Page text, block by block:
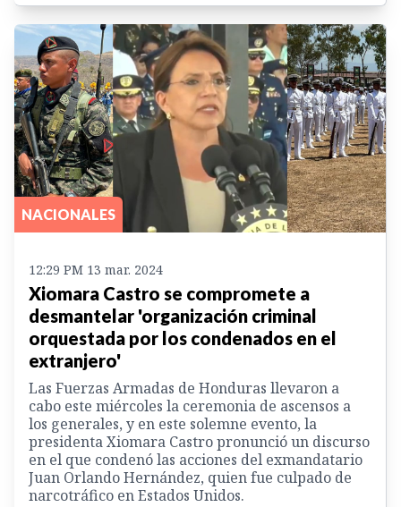
NACIONALES
12:29 PM 13 mar. 2024
Xiomara Castro se compromete a
desmantelar 'organización criminal
orquestada por los condenados en el
extranjero'
Las Fuerzas Armadas de Honduras llevaron a
cabo este miércoles la ceremonia de ascensos a
los generales, y en este solemne evento, la
presidenta Xiomara Castro pronunció un discurso
en el que condenó las acciones del exmandatario
Juan Orlando Hernández, quien fue culpado de
narcotráfico en Estados Unidos.